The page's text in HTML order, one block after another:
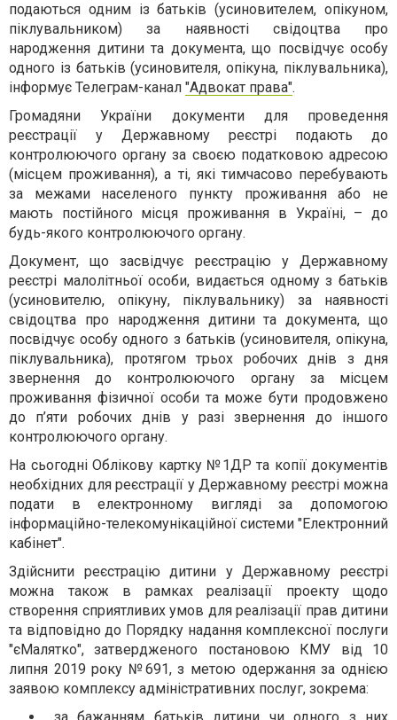
подаються одним із батьків (усиновителем, опікуном,
піклувальником) за наявності свідоцтва про
народження дитини та документа, що посвідчує особу
одного із батьків (усиновителя, опікуна, піклувальника),
інформує Телеграм-канал "Адвокат права".
Громадяни України документи для проведення
реєстрації у Державному реєстрі подають до
контролюючого органу за своєю податковою адресою
(місцем проживання), а ті, які тимчасово перебувають
за межами населеного пункту проживання або не
мають постійного місця проживання в Україні, – до
будь-якого контролюючого органу.
Документ, що засвідчує реєстрацію у Державному
реєстрі малолітньої особи, видається одному з батьків
(усиновителю, опікуну, піклувальнику) за наявності
свідоцтва про народження дитини та документа, що
посвідчує особу одного з батьків (усиновителя, опікуна,
піклувальника), протягом трьох робочих днів з дня
звернення до контролюючого органу за місцем
проживання фізичної особи та може бути продовжено
до п’яти робочих днів у разі звернення до іншого
контролюючого органу.
На сьогодні Облікову картку №1ДР та копії документів
необхідних для реєстрації у Державному реєстрі можна
подати в електронному вигляді за допомогою
інформаційно-телекомунікаційної системи "Електронний
кабінет".
Здійснити реєстрацію дитини у Державному реєстрі
можна також в рамках реалізації проекту щодо
створення сприятливих умов для реалізації прав дитини
та відповідно до Порядку надання комплексної послуги
"єМалятко", затвердженого постановою КМУ від 10
липня 2019 року №691, з метою одержання за однією
заявою комплексу адміністративних послуг, зокрема: